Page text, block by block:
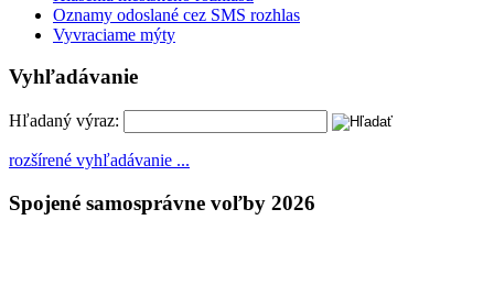
Oznamy odoslané cez SMS rozhlas
Vyvraciame mýty
Vyhľadávanie
Hľadaný výraz:
rozšírené vyhľadávanie ...
Spojené samosprávne voľby 2026